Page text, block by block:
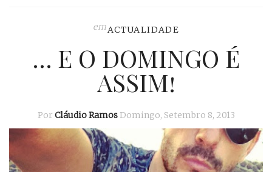
emACTUALIDADE
… E O DOMINGO É
ASSIM!
Por Cláudio RamosDomingo, Setembro 8, 2013